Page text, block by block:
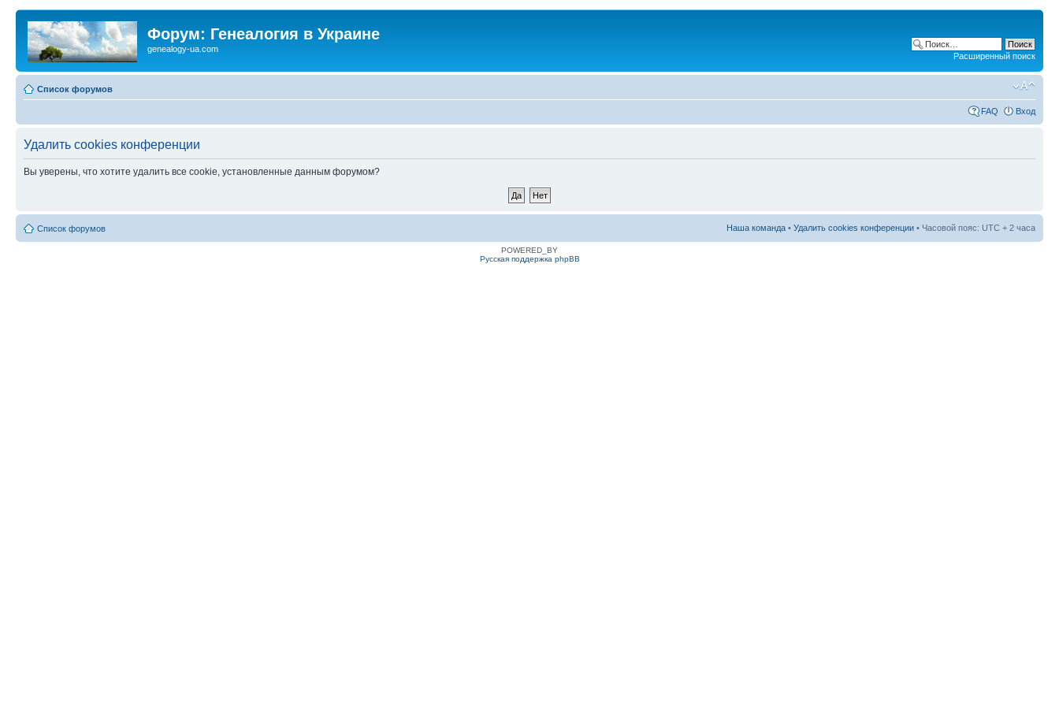
Форум: Генеалогия в Украине
genealogy-ua.com
Расширенный поиск
Список форумов
FAQ Вход
Удалить cookies конференции
Вы уверены, что хотите удалить все cookie, установленные данным форумом?
Список форумов Наша команда • Удалить cookies конференции • Часовой пояс: UTC + 2 часа
POWERED_BY
Русская поддержка phpBB